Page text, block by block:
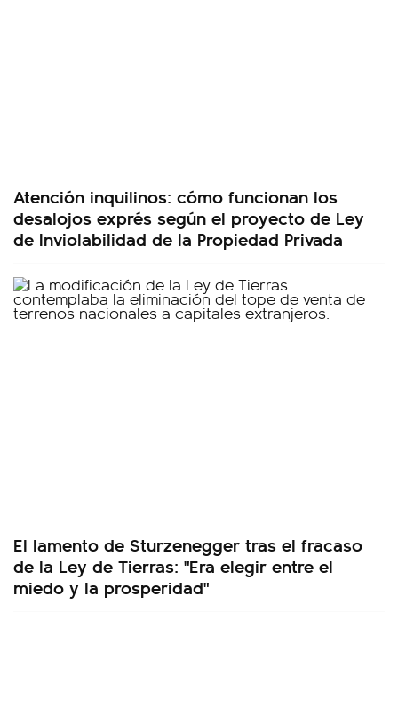
Atención inquilinos: cómo funcionan los
desalojos exprés según el proyecto de Ley
de Inviolabilidad de la Propiedad Privada
El lamento de Sturzenegger tras el fracaso
de la Ley de Tierras: "Era elegir entre el
miedo y la prosperidad"